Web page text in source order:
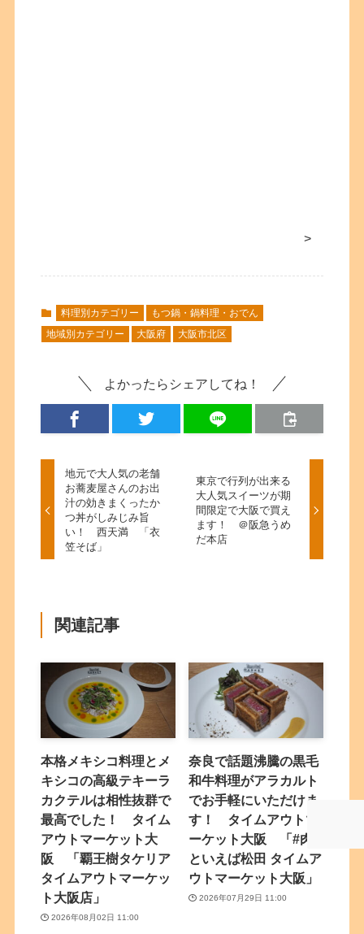
>
料理別カテゴリー
もつ鍋・鍋料理・おでん
地域別カテゴリー
大阪府 大阪市北区
よかったらシェアしてね！
地元で大人気の老舗
お蕎麦屋さんのお出
汁の効きまくったか
つ丼がしみじみ旨
い！ 西天満 「衣
笠そば」
東京で行列が出来る
大人気スイーツが期
間限定で大阪で買え
ます！ ＠阪急うめ
だ本店
関連記事
本格メキシコ料理とメ
キシコの高級テキーラ
カクテルは相性抜群で
最高でした！ タイム
アウトマーケット大
阪 「覇王樹タケリア
タイムアウトマーケッ
ト大阪店」
2026年08月02日 11:00
奈良で話題沸騰の黒毛
和牛料理がアラカルト
でお手軽にいただけま
す！ タイムアウトマ
ーケット大阪 「#肉
といえば松田 タイムア
ウトマーケット大阪」
2026年07月29日 11:00